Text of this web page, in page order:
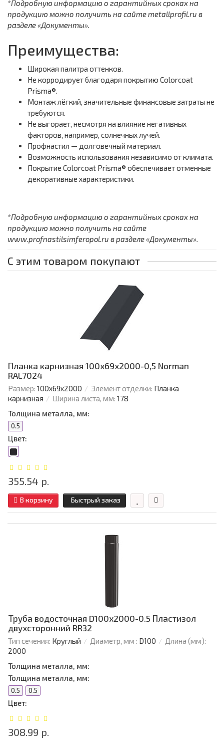
*Подробную информацию о гарантийных сроках на
продукцию можно получить на сайте metallprofil.ru в
разделе «Документы».
Преимущества:
Широкая палитра оттенков.
Не корродирует благодаря покрытию Colorcoat
Prisma®.
Монтаж лёгкий, значительные финансовые затраты не
требуются.
Не выгорает, несмотря на влияние негативных
факторов, например, солнечных лучей.
Профнастил — долговечный материал.
Возможность использования независимо от климата.
Покрытие Colorcoat Prisma® обеспечивает отменные
декоративные характеристики.
*Подробную информацию о гарантийных сроках на
продукцию можно получить на сайте
www.profnastilsimferopol.ru в разделе «Документы».
С этим товаром покупают
Планка карнизная 100х69х2000-0,5 Norman
RAL7024
Размер: 100х69х2000 Элемент отделки: Планка
карнизная
Ширина листа, мм: 178
Толщина металла, мм:
0.5
Цвет:
355.54 р.
В корзину Быстрый заказ
Труба водосточная D100х2000-0.5 Пластизол
двухсторонний RR32
Тип сечения: Круглый Диаметр, мм : D100
Длина (мм):
2000
Толщина металла, мм:
Толщина металла, мм:
0.5 0.5
Цвет:
308.99 р.